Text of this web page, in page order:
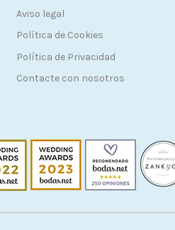
Aviso legal
Política de Cookies
Política de Privacidad
Contacte con nosotros